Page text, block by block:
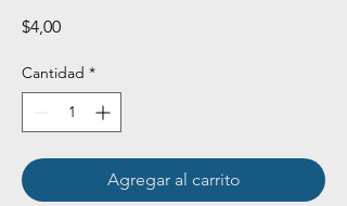
$4,00Precio
Cantidad *
Agregar al carrito